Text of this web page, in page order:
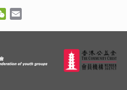
WeChat